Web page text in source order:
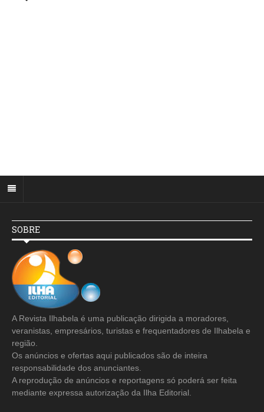
SOBRE
A Revista Ilhabela é uma publicação dirigida a moradores,
veranistas, empresários, turistas e frequentadores de Ilhabela e
região.
Os anúncios e ofertas aqui publicados são de inteira
responsabilidade dos anunciantes.
A reprodução de anúncios e reportagens só poderá ser feita
mediante expressa autorização da Ilha Editorial.